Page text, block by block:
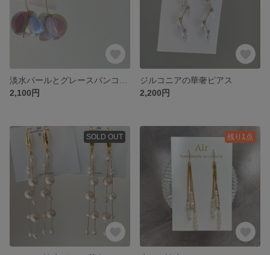
2,100円
ジルコニアの華奢ピアス
2,200円
SOLD OUT 残り1点